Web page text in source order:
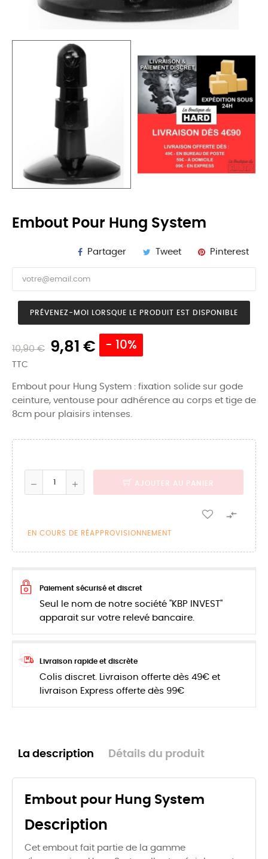
Embout Pour Hung System
Partager Tweet Pinterest
PRÉVENEZ-MOI LORSQUE LE PRODUIT EST DISPONIBLE
10,90 € 9,81 € - 10%
TTC
Embout pour Hung System : fixation solide sur gode
ceinture, ventouse pour adhérence au corps et tige de
8cm pour plaisirs intenses.
AJOUTER AU PANIER

EN COURS DE RÉAPPROVISIONNEMENT
Paiement sécurisé et discret
Seul le nom de notre société "KBP INVEST"
apparait sur votre relevé bancaire.
Livraison rapide et discrète
Colis discret. Livraison offerte dès 49€ et
livraison Express offerte dès 99€
La description Détails du produit
Embout pour Hung System
Description
Cet embout fait partie de la gamme